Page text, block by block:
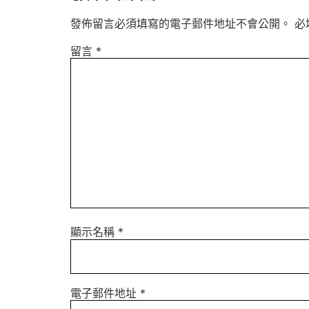
發佈留言必須填寫的電子郵件地址不會公開。 必
留言 *
顯示名稱 *
電子郵件地址 *